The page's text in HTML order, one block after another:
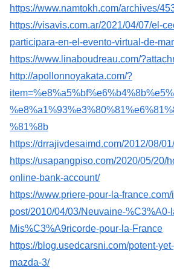
https://www.namtokh.com/archives/
https://visavis.com.ar/2021/04/07/el-
participara-en-el-evento-virtual-de-
https://www.linaboudreau.com/
http://apollonnoyakata.com/?
%81%8b
https://drrajivdesaimd.com/2012/08/
https://usapangpiso.com/2020/05/20/
online-bank-account/
https://www.priere-pour-la-
post/2010/04/03/Neuvaine-%C3%A0-
Mis%C3%A9ricorde-pour-la-France
https://blog.usedcarsni.com/potent-
mazda-3/